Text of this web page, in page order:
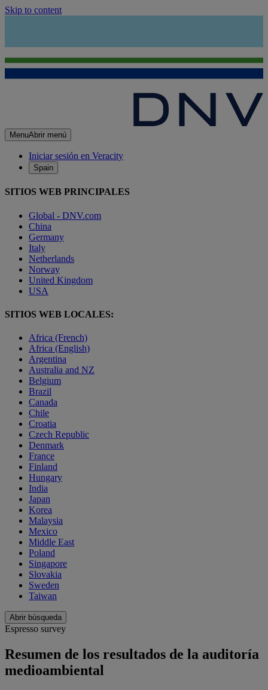
Skip to content
MenuAbrir menú
Iniciar sesión en Veracity
Spain
SITIOS WEB PRINCIPALES
Global - DNV.com
China
Germany
Italy
Netherlands
Norway
United Kingdom
USA
SITIOS WEB LOCALES:
Africa (French)
Africa (English)
Argentina
Australia and NZ
Belgium
Brazil
Canada
Chile
Croatia
Czech Republic
Denmark
France
Finland
Hungary
India
Japan
Korea
Malaysia
Mexico
Middle East
Poland
Singapore
Slovakia
Sweden
Taiwan
Abrir búsqueda
Espresso survey
Resumen de los resultados de la auditoría
medioambiental